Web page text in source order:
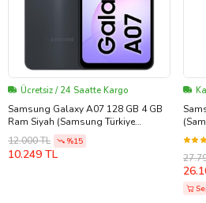
Ücretsiz / 24 Saatte Kargo
Samsung Galaxy A07 128 GB 4 GB
Ram Siyah (Samsung Türkiye
Garantili)
12.000 TL %15
10.249 TL
Moru